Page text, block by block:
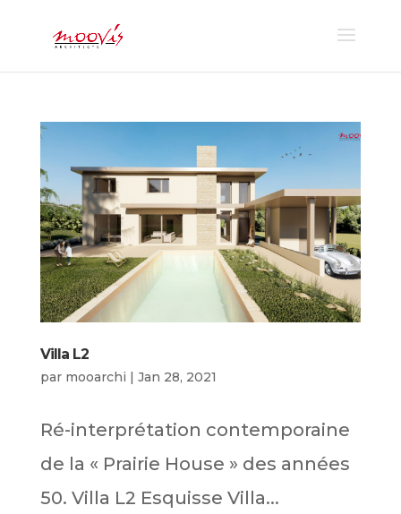
Villa L2
par mooarchi | Jan 28, 2021
Ré-interprétation contemporaine
de la « Prairie House » des années
50. Villa L2 Esquisse Villa...